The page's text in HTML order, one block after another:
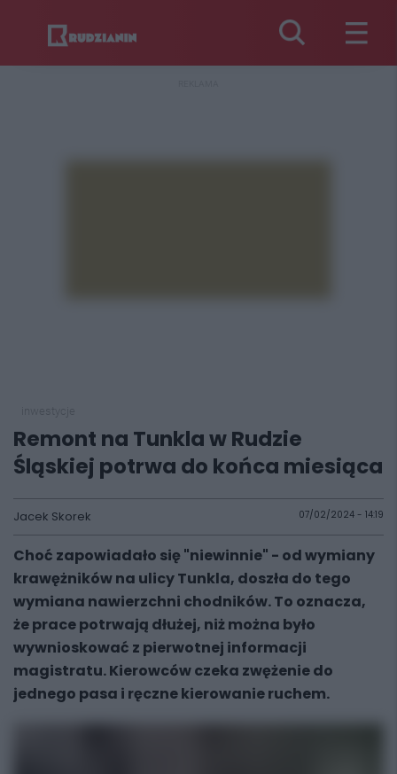
Remont na Tunkla w Rudzie
Śląskiej potrwa do końca miesiąca
Jacek Skorek 07/02/2024 - 14:19
Choć zapowiadało się "niewinnie" - od wymiany
krawężników na ulicy Tunkla, doszła do tego
wymiana nawierzchni chodników. To oznacza,
że prace potrwają dłużej, niż można było
wywnioskować z pierwotnej informacji
magistratu. Kierowców czeka zwężenie do
jednego pasa i ręczne kierowanie ruchem.